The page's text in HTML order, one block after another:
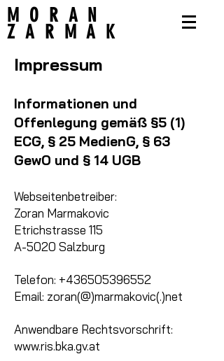
MORAN
ZARMAK
Impressum
Informationen und
Offenlegung gemäß §5 (1)
ECG, § 25 MedienG, § 63
GewO und § 14 UGB
Webseitenbetreiber:
Zoran Marmakovic
Etrichstrasse 115
A-5020 Salzburg
Telefon: +436505396552
Email: zoran(@)marmakovic(.)net
Anwendbare Rechtsvorschrift:
www.ris.bka.gv.at